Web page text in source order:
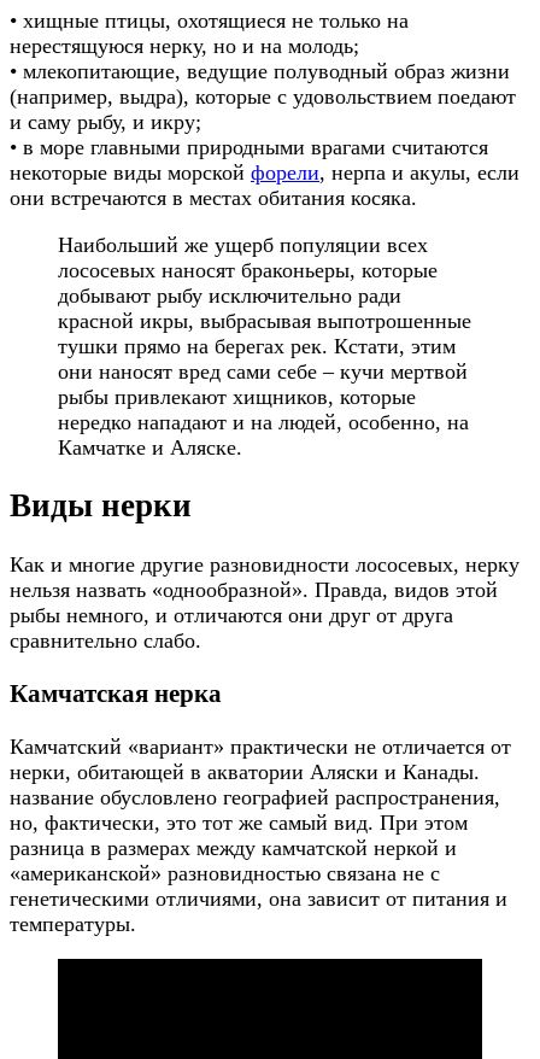
• хищные птицы, охотящиеся не только на
нерестящуюся нерку, но и на молодь;
• млекопитающие, ведущие полуводный образ жизни
(например, выдра), которые с удовольствием поедают
и саму рыбу, и икру;
• в море главными природными врагами считаются
некоторые виды морской форели, нерпа и акулы, если
они встречаются в местах обитания косяка.
Наибольший же ущерб популяции всех
лососевых наносят браконьеры, которые
добывают рыбу исключительно ради
красной икры, выбрасывая выпотрошенные
тушки прямо на берегах рек. Кстати, этим
они наносят вред сами себе – кучи мертвой
рыбы привлекают хищников, которые
нередко нападают и на людей, особенно, на
Камчатке и Аляске.
Виды нерки
Как и многие другие разновидности лососевых, нерку
нельзя назвать «однообразной». Правда, видов этой
рыбы немного, и отличаются они друг от друга
сравнительно слабо.
Камчатская нерка
Камчатский «вариант» практически не отличается от
нерки, обитающей в акватории Аляски и Канады.
название обусловлено географией распространения,
но, фактически, это тот же самый вид. При этом
разница в размерах между камчатской неркой и
«американской» разновидностью связана не с
генетическими отличиями, она зависит от питания и
температуры.